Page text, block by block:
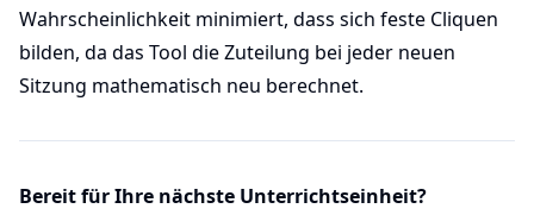
Wahrscheinlichkeit minimiert, dass sich feste Cliquen
bilden, da das Tool die Zuteilung bei jeder neuen
Sitzung mathematisch neu berechnet.
Bereit für Ihre nächste Unterrichtseinheit?